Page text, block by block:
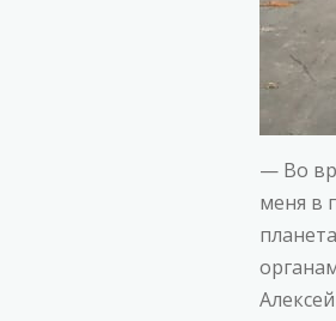
— Во
меня в